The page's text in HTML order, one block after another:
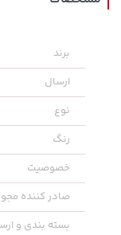
104,880,000 تومان
برند
ارسال
نوع
رنگ
خصوصیت
صادر کننده
بسته بندی و